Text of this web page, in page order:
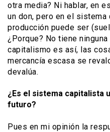
otra media? Ni hablar, en
un don, pero en el sistema
producción puede ser
¿Porque? No tiene
capitalismo es así, las
mercancía escasa se
devalúa.
¿Es el sistema capitalista
futuro?
Pues en mi opinión la